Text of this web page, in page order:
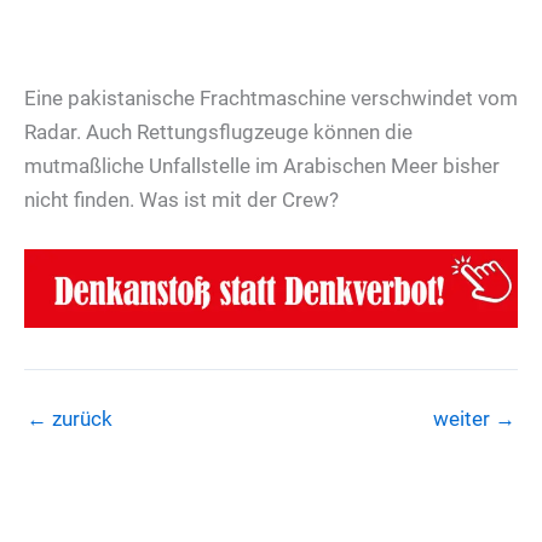
Eine pakistanische Frachtmaschine verschwindet vom
Radar. Auch Rettungsflugzeuge können die
mutmaßliche Unfallstelle im Arabischen Meer bisher
nicht finden. Was ist mit der Crew?
← zurück weiter →